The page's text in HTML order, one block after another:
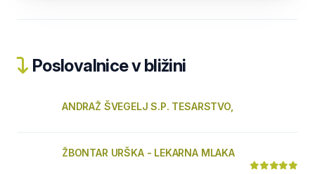
Poslovalnice v bližini
ANDRAŽ ŠVEGELJ S.P. TESARSTVO,
ŽBONTAR URŠKA - LEKARNA MLAKA